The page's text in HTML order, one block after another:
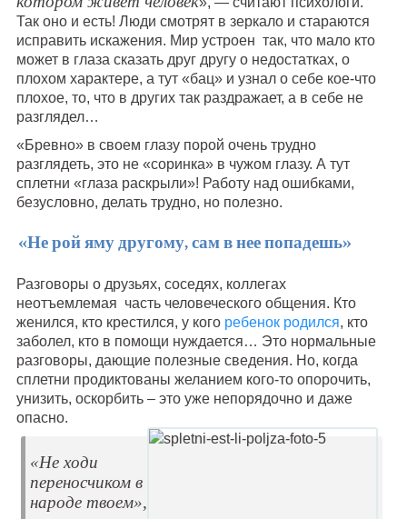
Так оно и есть! Люди смотрят в зеркало и стараются
исправить искажения. Мир устроен так, что мало кто
может в глаза сказать друг другу о недостатках, о
плохом характере, а тут «бац» и узнал о себе кое-что
плохое, то, что в других так раздражает, а в себе не
разглядел…
«Бревно» в своем глазу порой очень трудно
разглядеть, это не «соринка» в чужом глазу. А тут
сплетни «глаза раскрыли»! Работу над ошибками,
безусловно, делать трудно, но полезно.
«Не рой яму другому, сам в нее попадешь»
Разговоры о друзьях, соседях, коллегах
неотъемлемая часть человеческого общения. Кто
женился, кто крестился, у кого ребенок родился, кто
заболел, кто в помощи нуждается… Это нормальные
разговоры, дающие полезные сведения. Но, когда
сплетни продиктованы желанием кого-то опорочить,
унизить, оскорбить – это уже непорядочно и даже
опасно.
«Не ходи
переносчиком в
народе твоем»,